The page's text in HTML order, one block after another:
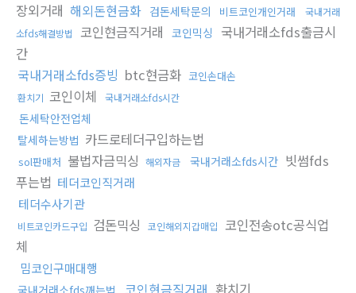
장외거래 해외돈현금화 검돈세탁문의 비트코인개인거래
국내거래
소fds해결방법
코인현금직거래 코인믹싱 국내거래소fds출금시
간
국내거래소fds증빙 btc현금화 코인손대손
환치기 코인이체 국내거래소fds시간
돈세탁안전업체
탈세하는방법 카드로테더구입하는법
sol판매처 불법자금믹싱 해외자금 국내거래소fds시간 빗썸fds
푸는법 테더코인직거래
테더수사기관
비트코인카드구입 검돈믹싱 코인해외지갑매입 코인전송otc공식업
체
밈코인구매대행